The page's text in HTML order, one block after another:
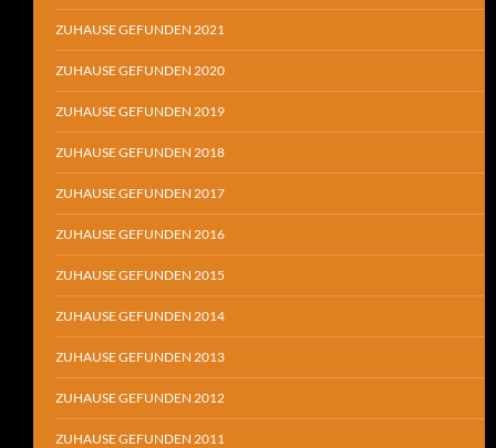
ZUHAUSE GEFUNDEN 2021
ZUHAUSE GEFUNDEN 2020
ZUHAUSE GEFUNDEN 2019
ZUHAUSE GEFUNDEN 2018
ZUHAUSE GEFUNDEN 2017
ZUHAUSE GEFUNDEN 2016
ZUHAUSE GEFUNDEN 2015
ZUHAUSE GEFUNDEN 2014
ZUHAUSE GEFUNDEN 2013
ZUHAUSE GEFUNDEN 2012
ZUHAUSE GEFUNDEN 2011